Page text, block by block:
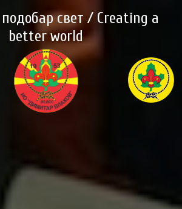
свет / Creating a
better world